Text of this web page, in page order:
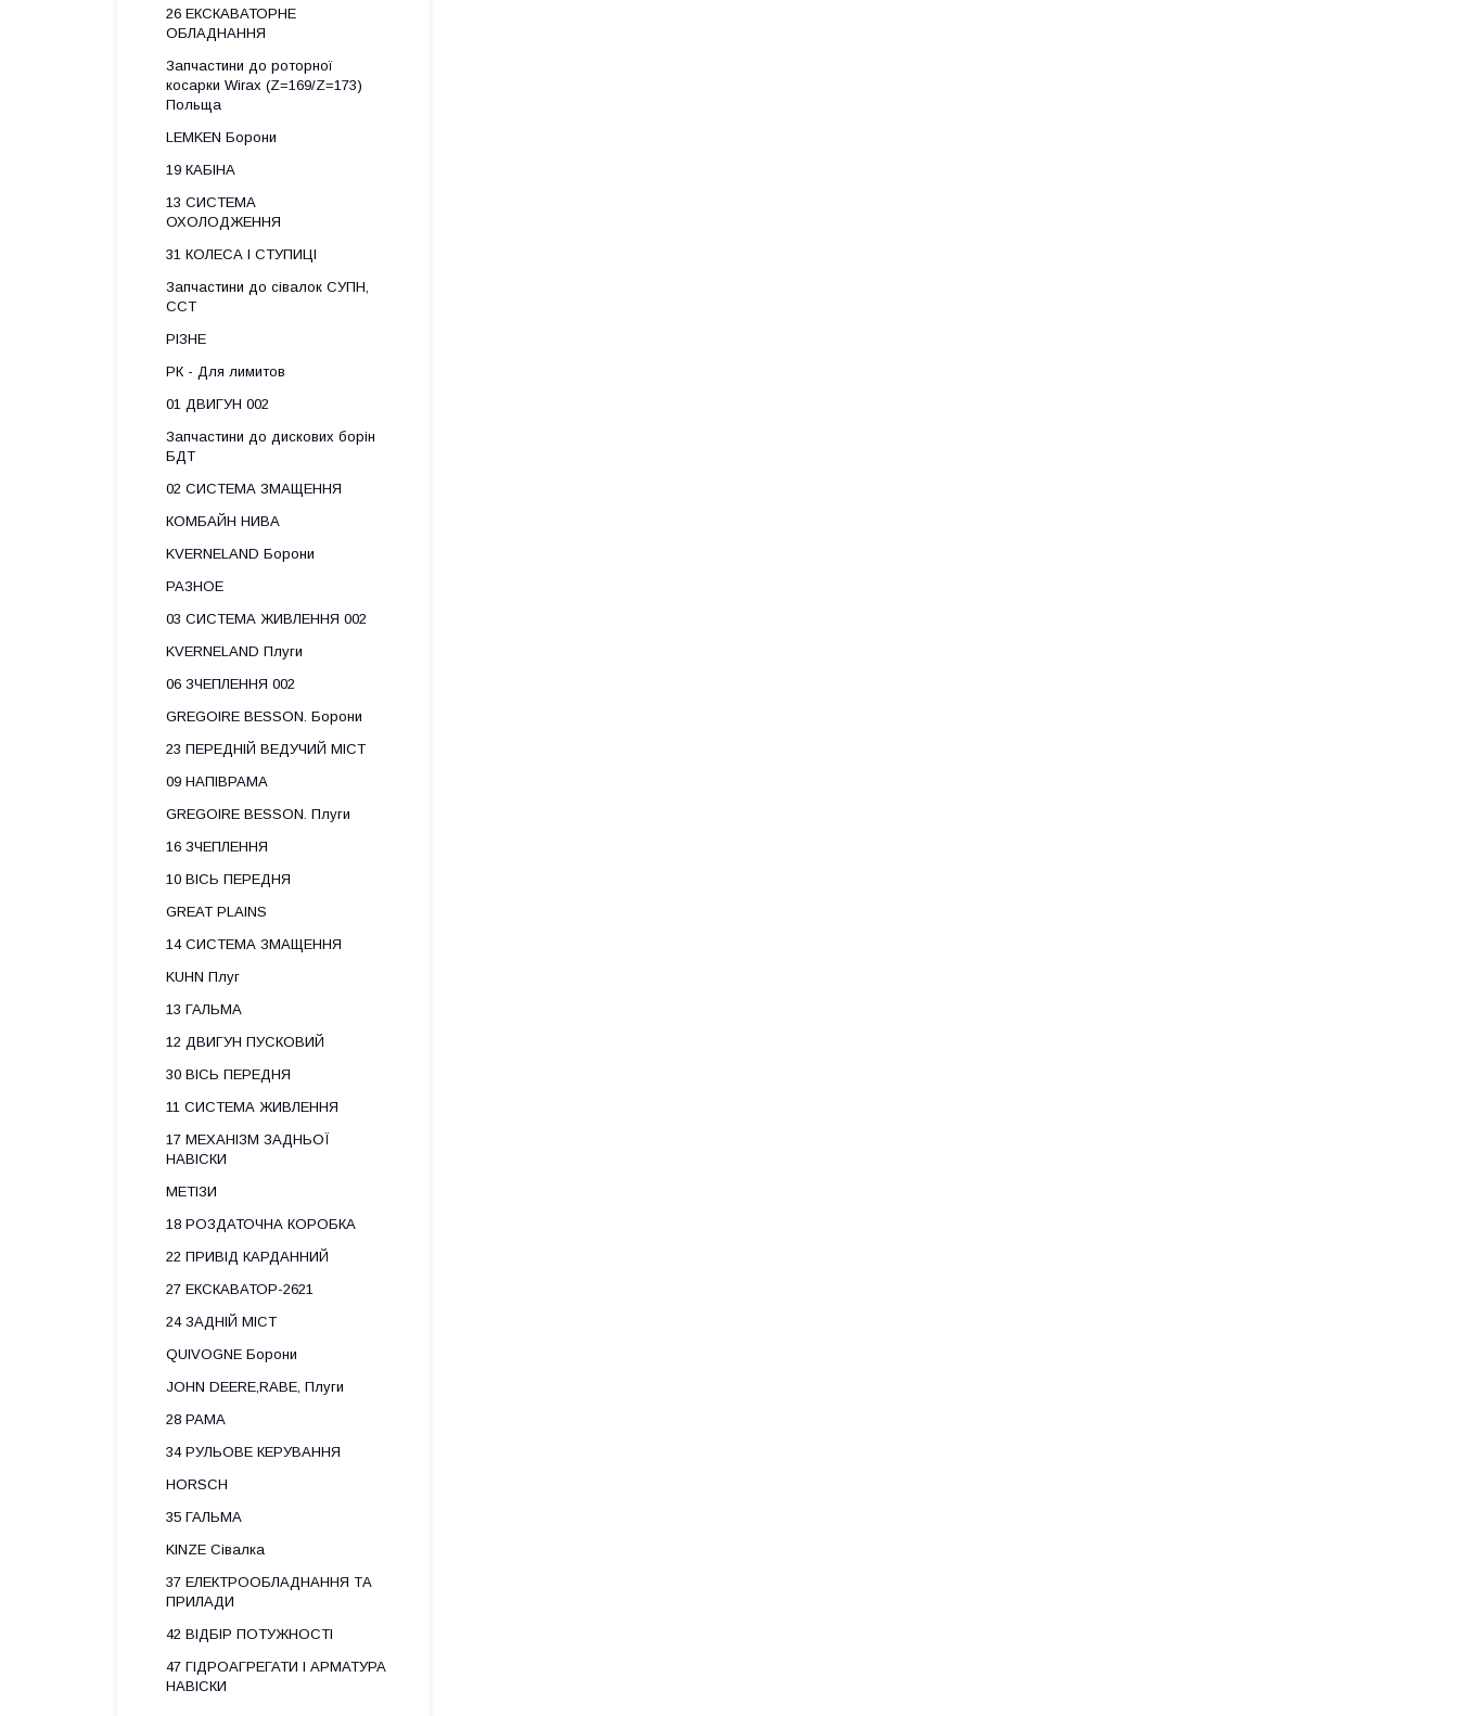
26 ЕКСКАВАТОРНЕ
ОБЛАДНАННЯ
Запчастини до роторної
косарки Wirax (Z=169/Z=173)
Польща
LEMKEN Борони
19 КАБІНА
13 СИСТЕМА
ОХОЛОДЖЕННЯ
31 КОЛЕСА І СТУПИЦІ
Запчастини до сівалок СУПН,
ССТ
РІЗНЕ
РК - Для лимитов
01 ДВИГУН 002
Запчастини до дискових борін
БДТ
02 СИСТЕМА ЗМАЩЕННЯ
КОМБАЙН НИВА
KVERNELAND Борони
РАЗНОЕ
03 СИСТЕМА ЖИВЛЕННЯ 002
KVERNELAND Плуги
06 ЗЧЕПЛЕННЯ 002
GREGOIRE BESSON. Борони
23 ПЕРЕДНІЙ ВЕДУЧИЙ МІСТ
09 НАПІВРАМА
GREGOIRE BESSON. Плуги
16 ЗЧЕПЛЕННЯ
10 ВІСЬ ПЕРЕДНЯ
GREAT PLAINS
14 СИСТЕМА ЗМАЩЕННЯ
KUHN Плуг
13 ГАЛЬМА
12 ДВИГУН ПУСКОВИЙ
30 ВІСЬ ПЕРЕДНЯ
11 СИСТЕМА ЖИВЛЕННЯ
17 МЕХАНІЗМ ЗАДНЬОЇ
НАВІСКИ
МЕТІЗИ
18 РОЗДАТОЧНА КОРОБКА
22 ПРИВІД КАРДАННИЙ
27 ЕКСКАВАТОР-2621
24 ЗАДНІЙ МІСТ
QUIVOGNE Борони
JOHN DEERE,RABE, Плуги
28 РАМА
34 РУЛЬОВЕ КЕРУВАННЯ
HORSCH
35 ГАЛЬМА
KINZE Сівалка
37 ЕЛЕКТРООБЛАДНАННЯ ТА
ПРИЛАДИ
42 ВІДБІР ПОТУЖНОСТІ
47 ГІДРОАГРЕГАТИ І АРМАТУРА
НАВІСКИ